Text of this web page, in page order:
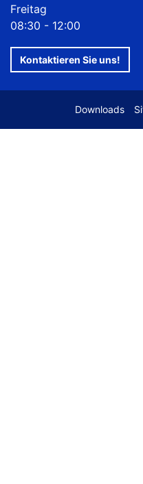
Freitag
08:30 - 12:00
Kontaktieren Sie uns!
Downloads